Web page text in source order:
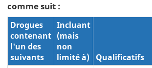
comme suit :
Drogues
contenant
l'un des
suivants
Incluant
(mais
non
limité à)
Qualificatifs